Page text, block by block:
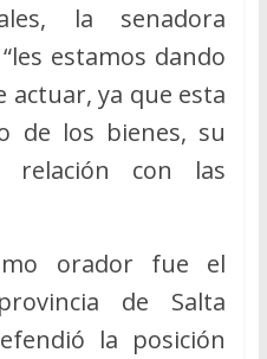
la senadora
estamos dando
actuar, ya que esta
de los bienes, su
relación con las
orador fue el
de Salta
la posición